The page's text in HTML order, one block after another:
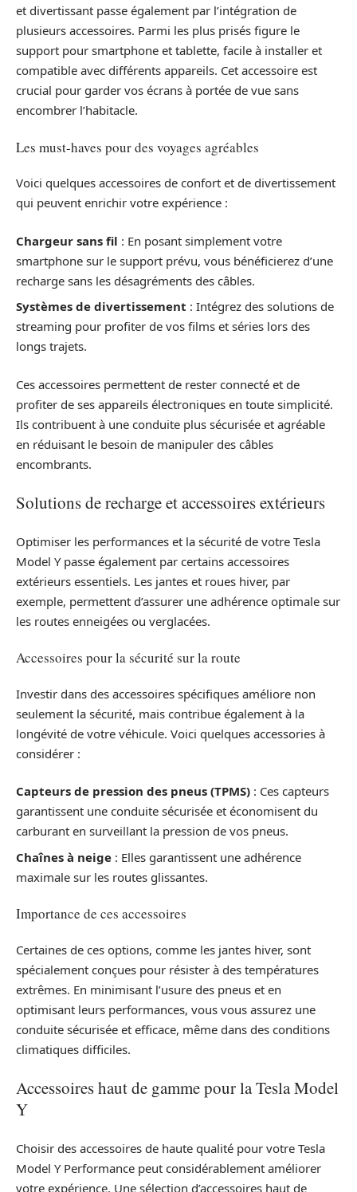
et divertissant passe également par l’intégration de
plusieurs accessoires. Parmi les plus prisés figure le
support pour smartphone et tablette, facile à installer et
compatible avec différents appareils. Cet accessoire est
crucial pour garder vos écrans à portée de vue sans
encombrer l’habitacle.
Les must-haves pour des voyages agréables
Voici quelques accessoires de confort et de divertissement
qui peuvent enrichir votre expérience :
Chargeur sans fil : En posant simplement votre
smartphone sur le support prévu, vous bénéficierez d’une
recharge sans les désagréments des câbles.
Systèmes de divertissement : Intégrez des solutions de
streaming pour profiter de vos films et séries lors des
longs trajets.
Ces accessoires permettent de rester connecté et de
profiter de ses appareils électroniques en toute simplicité.
Ils contribuent à une conduite plus sécurisée et agréable
en réduisant le besoin de manipuler des câbles
encombrants.
Solutions de recharge et accessoires extérieurs
Optimiser les performances et la sécurité de votre Tesla
Model Y passe également par certains accessoires
extérieurs essentiels. Les jantes et roues hiver, par
exemple, permettent d’assurer une adhérence optimale sur
les routes enneigées ou verglacées.
Accessoires pour la sécurité sur la route
Investir dans des accessoires spécifiques améliore non
seulement la sécurité, mais contribue également à la
longévité de votre véhicule. Voici quelques accessories à
considérer :
Capteurs de pression des pneus (TPMS) : Ces capteurs
garantissent une conduite sécurisée et économisent du
carburant en surveillant la pression de vos pneus.
Chaînes à neige : Elles garantissent une adhérence
maximale sur les routes glissantes.
Importance de ces accessoires
Certaines de ces options, comme les jantes hiver, sont
spécialement conçues pour résister à des températures
extrêmes. En minimisant l’usure des pneus et en
optimisant leurs performances, vous vous assurez une
conduite sécurisée et efficace, même dans des conditions
climatiques difficiles.
Accessoires haut de gamme pour la Tesla Model
Y
Choisir des accessoires de haute qualité pour votre Tesla
Model Y Performance peut considérablement améliorer
votre expérience. Une sélection d’accessoires haut de